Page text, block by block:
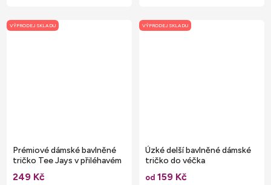
VÝPRODEJ SKLADU
Prémiové dámské bavlněné
tričko Tee Jays v přiléhavém
249 Kč
VÝPRODEJ SKLADU
Úzké delší bavlněné dámské
tričko do véčka
od 159 Kč